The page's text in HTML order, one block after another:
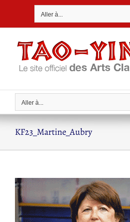
Aller à...
Aller à...
KF23_Martine_Aubry